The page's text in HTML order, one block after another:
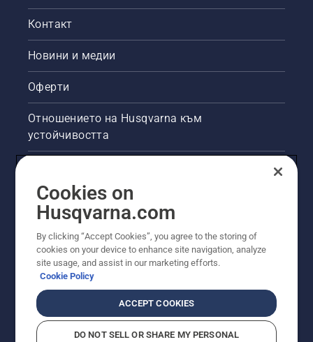
Контакт
Новини и медии
Оферти
Отношението на Husqvarna към
устойчивостта
Други сайтове на Husqvarna
Cookies on
Husqvarna.com
By clicking “Accept Cookies”, you agree to the storing of
cookies on your device to enhance site navigation, analyze
site usage, and assist in our marketing efforts.
Cookie Policy
ACCEPT COOKIES
DO NOT SELL OR SHARE MY PERSONAL